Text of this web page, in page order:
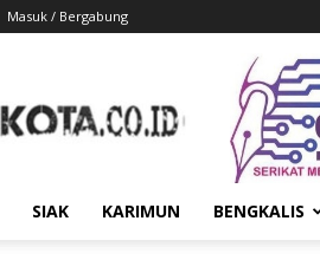
Masuk / Bergabung
Kota
SIAK KARIMUN BENGKALIS